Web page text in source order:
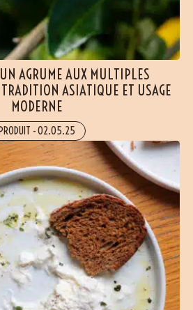
AGRUME AUX MULTIPLES
ASIATIQUE ET USAGE
MODERNE
-02.05.25